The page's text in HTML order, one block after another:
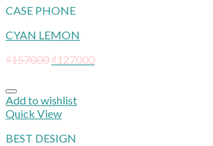
CASE PHONE
CYAN LEMON
₫157000 ₫127000
Add to wishlist
Quick View
BEST DESIGN